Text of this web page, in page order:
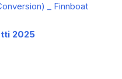
_ Finnboat
2025